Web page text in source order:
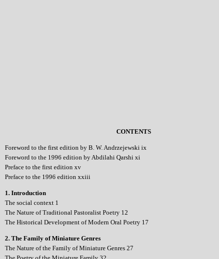
CONTENTS
Foreword to the first edition by B. W. Andrzejewski ix
Foreword to the 1996 edition by Abdilahi Qarshi xi
Preface to the first edition xv
Preface to the 1996 edition xxiii
1. Introduction
The social context 1
The Nature of Traditional Pastoralist Poetry 12
The Historical Development of Modern Oral Poetry 17
2. The Family of Miniature Genres
The Nature of the Family of Miniature Genres 27